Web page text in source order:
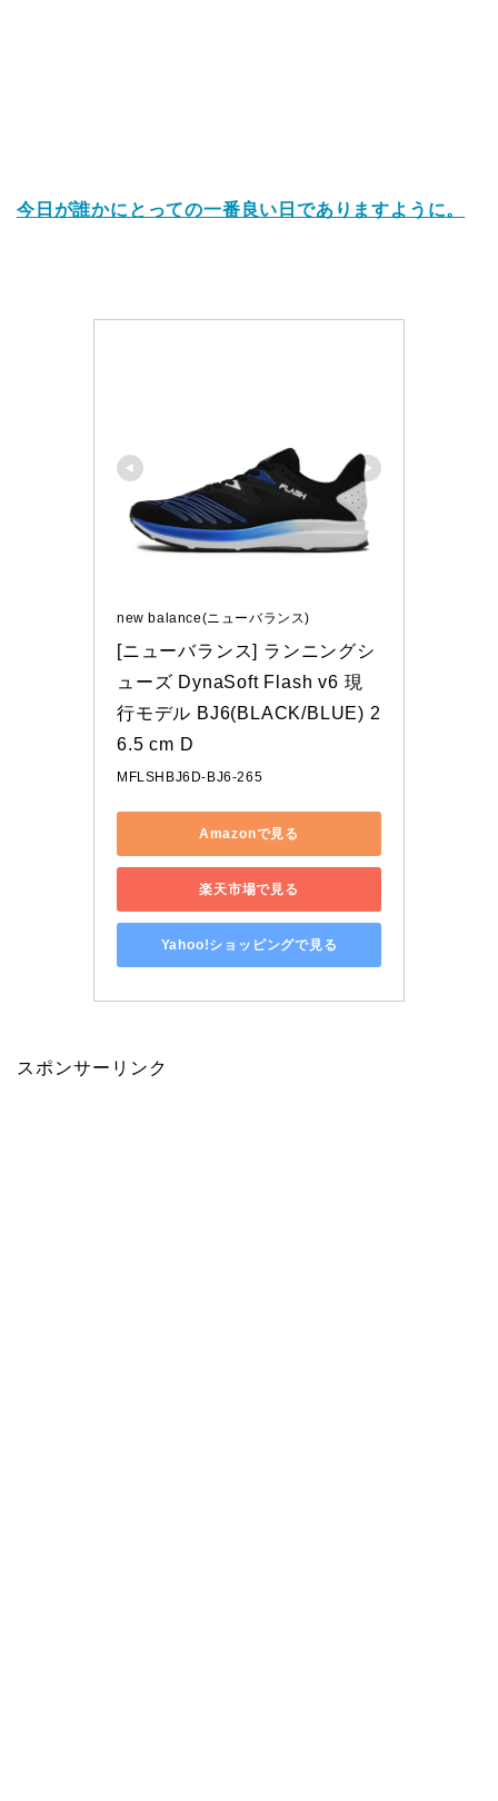
今日が誰かにとっての一番良い日でありますように。
new balance(ニューバランス)
[ニューバランス] ランニングシ
ューズ DynaSoft Flash v6 現
行モデル BJ6(BLACK/BLUE) 2
6.5 cm D
MFLSHBJ6D-BJ6-265
Amazonで見る
楽天市場で見る
Yahoo!ショッピングで見る
スポンサーリンク